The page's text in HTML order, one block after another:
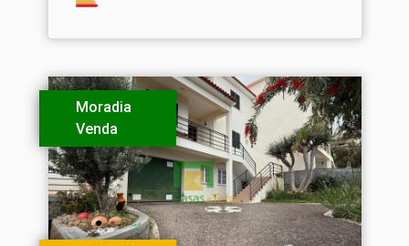
Moradia
Venda